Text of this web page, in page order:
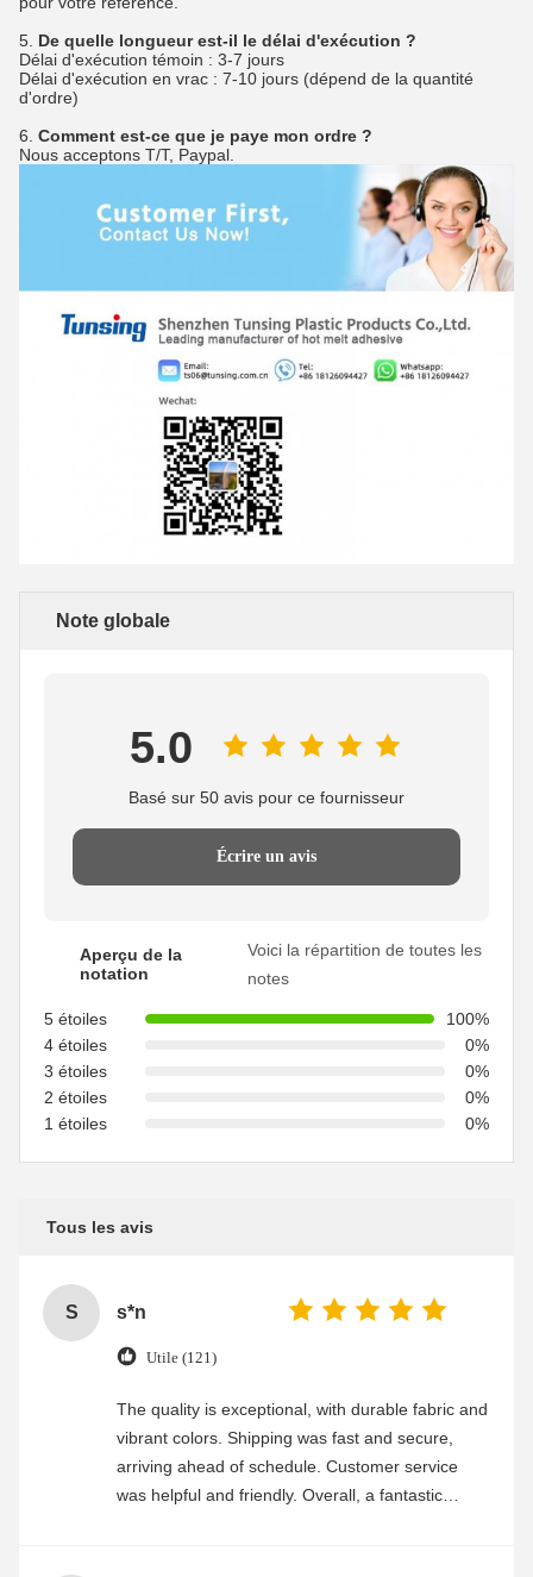
5. De quelle longueur est-il le délai d'exécution ?
Délai d'exécution témoin : 3-7 jours
Délai d'exécution en vrac : 7-10 jours (dépend de la quantité
d'ordre)
6. Comment est-ce que je paye mon ordre ?
Nous acceptons T/T, Paypal.
Note globale
5.0
Basé sur 50 avis pour ce fournisseur
Écrire un avis
Aperçu de la
notation
Voici la répartition de toutes les
notes
5 étoiles
100%
4 étoiles
0%
3 étoiles
0%
2 étoiles
0%
1 étoiles
0%
Tous les avis
S s*n
Utile (121)
The quality is exceptional, with durable fabric and
vibrant colors. Shipping was fast and secure,
arriving ahead of schedule. Customer service
was helpful and friendly. Overall, a fantastic